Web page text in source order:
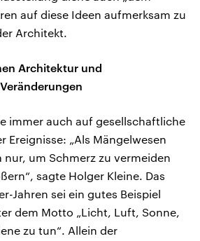
auf diese Ideen aufmerksam zu
Architekt.
Architektur und
immer auch auf gesellschaftliche
Ereignisse: „Als Mängelwesen
nur, um Schmerz zu vermeiden
sagte Holger Kleine. Das
Jahren sei ein gutes Beispiel
dem Motto „Licht, Luft, Sonne,
zu tun“. Allein der